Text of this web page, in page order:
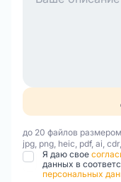
до 20 файлов
jpg, png, heic, pdf, ai,
Я даю свое
данных в
персональных